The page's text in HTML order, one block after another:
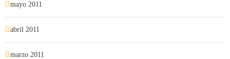
mayo 2011
abril 2011
marzo 2011